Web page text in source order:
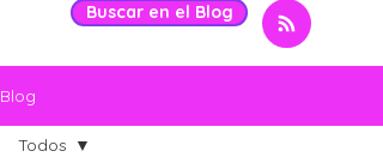
Buscar en el Blog
Blog
Todos